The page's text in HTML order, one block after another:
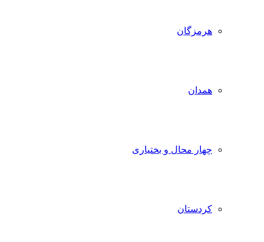
هرمزگان
همدان
چهار محال و بختیاری
کردستان